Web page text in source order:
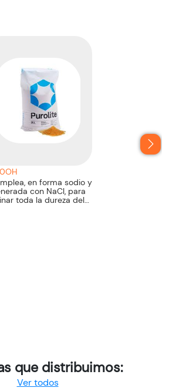
en forma sodio y
con NaCl, para
toda la dureza del
que distribuimos:
Ver todos